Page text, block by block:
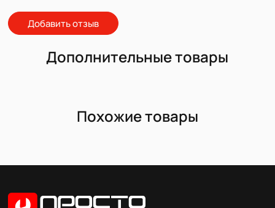
Добавить отзыв
Дополнительные товары
Похожие товары